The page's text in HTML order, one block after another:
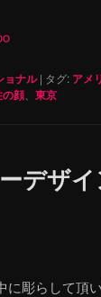
ョナル | タグ: アメ
顔、 東京
デザ
彫らして頂